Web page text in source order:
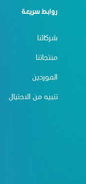
روابط سريعة
شركائنا
منتجاتنا
الموردين
تنبيه من الاحتيال